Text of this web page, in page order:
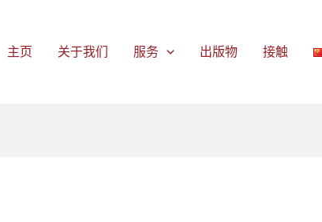
主页 关于我们 服务 出版物 接触